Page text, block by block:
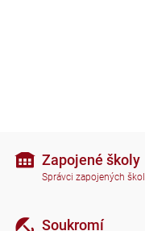
Zapojené školy
Správci zapojených škol
Soukromí